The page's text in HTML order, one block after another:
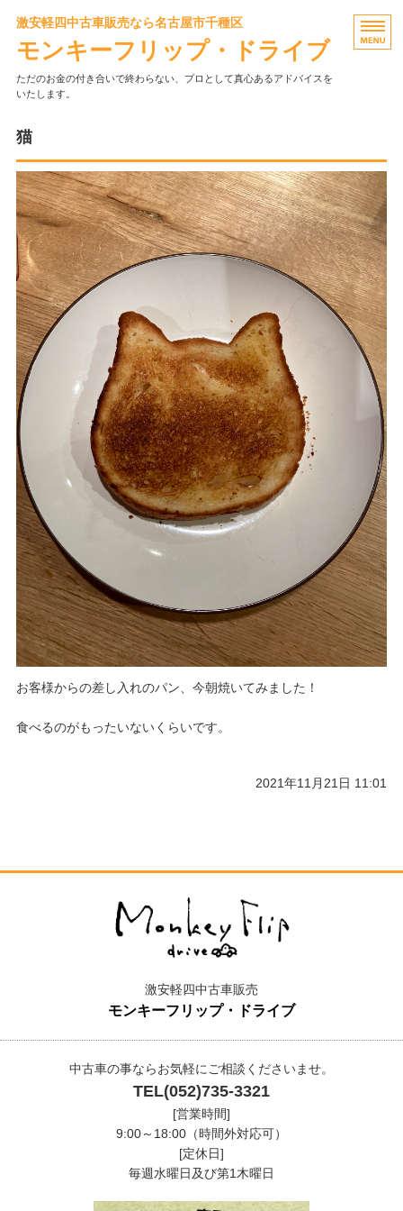
激安軽四中古車販売なら名古屋市千種区
モンキーフリップ・ドライブ
ただのお金の付き合いで終わらない、プロとして真心あるアドバイスを
いたします。
トップ
店主・お店の歴史
当店のこだわり
お客様の声
店舗概要
猫
お客様からの差し入れのパン、今朝焼いてみました！
食べるのがもったいないくらいです。
2021年11月21日 11:01
激安軽四中古車販売
モンキーフリップ・ドライブ
中古車の事ならお気軽にご相談くださいませ。
TEL(052)735-3321
[営業時間]
9:00～18:00（時間外対応可）
[定休日]
毎週水曜日及び第1木曜日